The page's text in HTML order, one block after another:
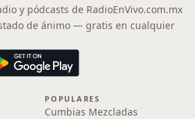
y pódcasts de RadioEnVivo.com.mx
de ánimo — gratis en cualquier
POPULARES
Cumbias Mezcladas